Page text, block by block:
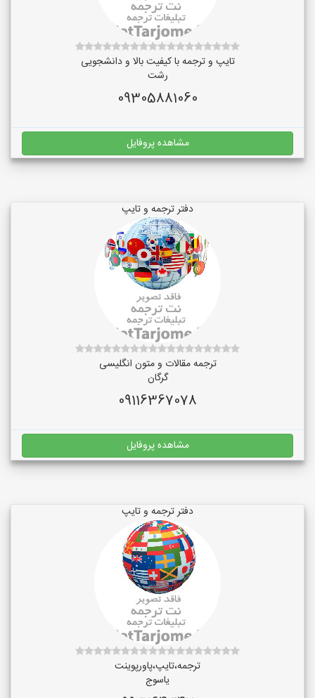
تایپ و ترجمه با کیفیت بالا و دانشجویی
رشت
09305881060
مشاهده پروفایل
دفتر ترجمه و تایپ
ترجمه مقالات و متون انگلیسی
گرگان
09116367078
مشاهده پروفایل
دفتر ترجمه و تایپ
ترجمه،تایپ،پاورپوینت
یاسوج